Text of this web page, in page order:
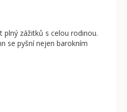
plný zážitků s celou rodinou.
se pyšní nejen barokním